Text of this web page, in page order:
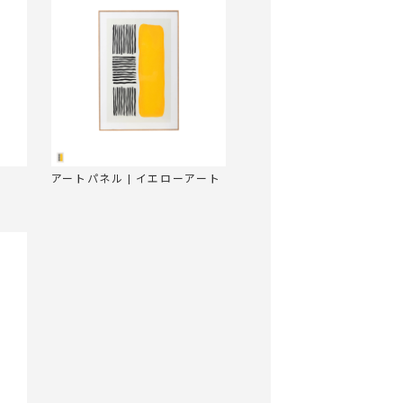
アートパネル | イエローアート